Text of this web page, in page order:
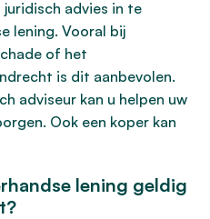
advies in te
lening. Vooral bij
of het
is dit aanbevolen.
adviseur kan u helpen uw
Ook een koper kan
lening geldig